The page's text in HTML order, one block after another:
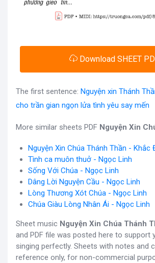
Download SHEET
The first sentence: Nguyện xin Thánh
cho trần gian ngọn lửa tình yêu say mến
More similar sheets PDF Nguyện Xin
Nguyện Xin Chúa Thánh Thần - Khắc
Tình ca muôn thuở - Ngọc Linh
Sống Với Chúa - Ngọc Linh
Dâng Lời Nguyện Cầu - Ngọc Linh
Lòng Thương Xót Chúa - Ngọc Linh
Chúa Giàu Lòng Nhân Ái - Ngọc Linh
Sheet music Nguyện Xin Chúa Thánh
and PDF file was posted here to support
singing perfectly. Sheets with notes and
reference only, for non-commercial